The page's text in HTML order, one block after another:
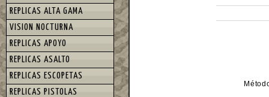
REPLICAS ALTA GAMA
VISION NOCTURNA
REPLICAS APOYO
REPLICAS ASALTO
REPLICAS ESCOPETAS
REPLICAS PISTOLAS